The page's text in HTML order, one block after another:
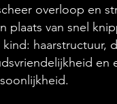
overloop en
plaats van snel
haarstructuur,
en